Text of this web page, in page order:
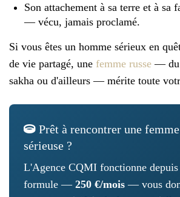
Son attachement à sa terre et à sa
— vécu, jamais proclamé.
Si vous êtes un homme sérieux en
de vie partagé, une femme russe — du
sakha ou d'ailleurs — mérite toute
Prêt à rencontrer une
sérieuse ?
L'Agence CQMI fonctionne
formule — 250 €/mois — vous